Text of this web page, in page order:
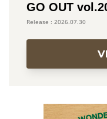
GO OUT
2026.07.30